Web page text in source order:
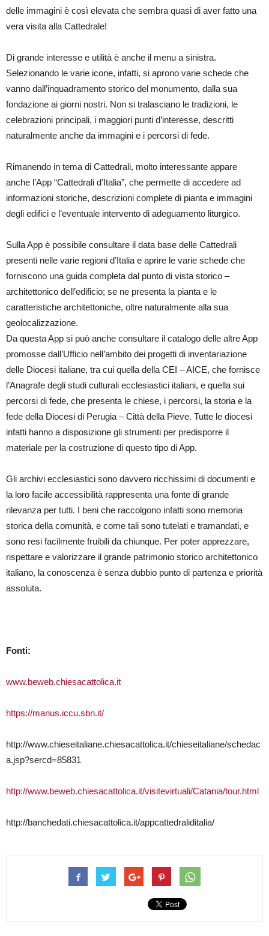
delle immagini è così elevata che sembra quasi di aver fatto una
vera visita alla Cattedrale!
Di grande interesse e utilità è anche il menu a sinistra.
Selezionando le varie icone, infatti, si aprono varie schede che
vanno dall’inquadramento storico del monumento, dalla sua
fondazione ai giorni nostri. Non si tralasciano le tradizioni, le
celebrazioni principali, i maggiori punti d’interesse, descritti
naturalmente anche da immagini e i percorsi di fede.
Rimanendo in tema di Cattedrali, molto interessante appare
anche l’App “Cattedrali d’Italia”, che permette di accedere ad
informazioni storiche, descrizioni complete di pianta e immagini
degli edifici e l’eventuale intervento di adeguamento liturgico.
Sulla App è possibile consultare il data base delle Cattedrali
presenti nelle varie regioni d’Italia e aprire le varie schede che
forniscono una guida completa dal punto di vista storico –
architettonico dell’edificio; se ne presenta la pianta e le
caratteristiche architettoniche, oltre naturalmente alla sua
geolocalizzazione.
Da questa App si può anche consultare il catalogo delle altre App
promosse dall’Ufficio nell’ambito dei progetti di inventariazione
delle Diocesi italiane, tra cui quella della CEI – AICE, che fornisce
l’Anagrafe degli studi culturali ecclesiastici italiani, e quella sui
percorsi di fede, che presenta le chiese, i percorsi, la storia e la
fede della Diocesi di Perugia – Città della Pieve. Tutte le diocesi
infatti hanno a disposizione gli strumenti per predisporre il
materiale per la costruzione di questo tipo di App.
Gli archivi ecclesiastici sono davvero ricchissimi di documenti e
la loro facile accessibilità rappresenta una fonte di grande
rilevanza per tutti. I beni che raccolgono infatti sono memoria
storica della comunità, e come tali sono tutelati e tramandati, e
sono resi facilmente fruibili da chiunque. Per poter apprezzare,
rispettare e valorizzare il grande patrimonio storico architettonico
italiano, la conoscenza è senza dubbio punto di partenza e priorità
assoluta.
Fonti:
www.beweb.chiesacattolica.it
https://manus.iccu.sbn.it/
http://www.chieseitaliane.chiesacattolica.it/chieseitaliane/schedac
a.jsp?sercd=85831
http://www.beweb.chiesacattolica.it/visitevirtuali/Catania/tour.html
http://banchedati.chiesacattolica.it/appcattedraliditalia/